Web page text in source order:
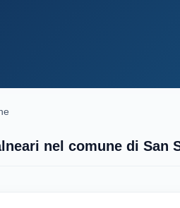
nel comune di San